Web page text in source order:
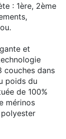
: 1ère, 2ème
et
couches dans
poids du
de 100%
mérinos